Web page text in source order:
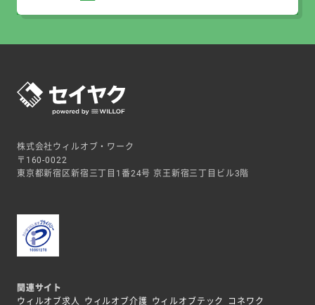
株式会社ウィルオブ・ワーク
〒160-0022
東京都新宿区新宿三丁目1番24号 京王新宿三丁目ビル3階
関連サイト
ウィルオブ求人
ウィルオブ介護 ウィルオブテック コネワク